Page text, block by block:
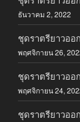
ธันวาคม 2, 2022
ชุดราตรียาวออ
พฤศจิกายน 26,
ชุดราตรียาวออ
พฤศจิกายน 24,
ชุดราตรียาวออ